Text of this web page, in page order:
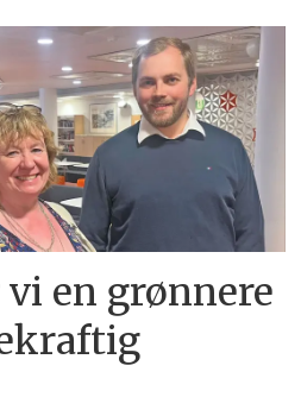
en grønnere